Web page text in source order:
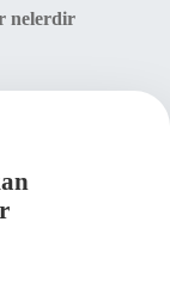
nelerdir